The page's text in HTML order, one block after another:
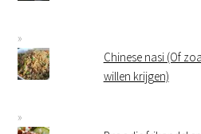
Chinese nasi (Of
willen krijgen)